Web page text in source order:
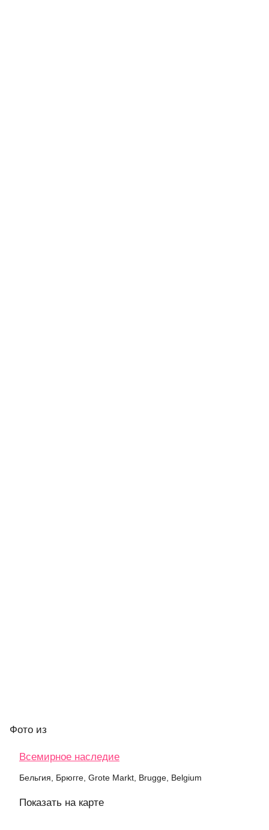
Фото из
Всемирное наследие
Бельгия, Брюгге, Grote Markt, Brugge, Belgium
Показать на карте